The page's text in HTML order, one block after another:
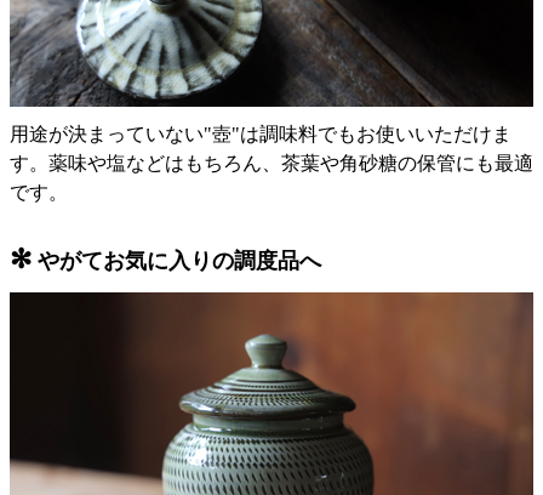
用途が決まっていない"壺"は調味料でもお使いいただけま
す。薬味や塩などはもちろん、茶葉や角砂糖の保管にも最適
です。
✻ やがてお気に入りの調度品へ